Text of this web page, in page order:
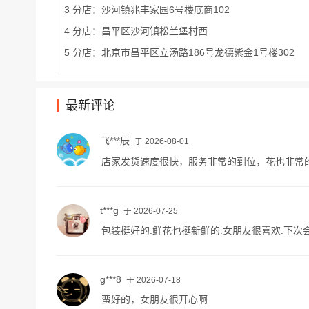
3 分店：沙河镇兆丰家园6号楼底商102
4 分店：昌平区沙河镇松兰堡村西
5 分店：北京市昌平区立汤路186号龙德紫金1号楼302
最新评论
飞***辰 于 2026-08-01
店家发货速度很快，服务非常的到位，花也非常
t***g 于 2026-07-25
包装挺好的.鲜花也挺新鲜的.女朋友很喜欢.下次
g***8 于 2026-07-18
蛮好的，女朋友很开心啊